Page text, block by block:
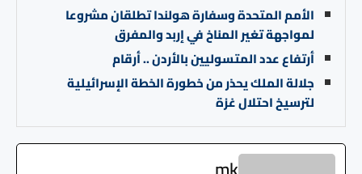
الأمم المتحدة وسفارة هولندا تطلقان مشروعا
لمواجهة تغير المناخ في إربد والمفرق
أرتفاع عدد المتسوليين بالأردن .. أرقام
جلالة الملك يحذر من خطورة الخطة الإسرائيلية
لترسيخ احتلال غزة